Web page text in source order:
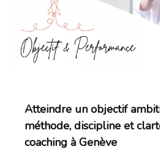
Atteindre un objectif
méthode, discipline et
coaching à Genève